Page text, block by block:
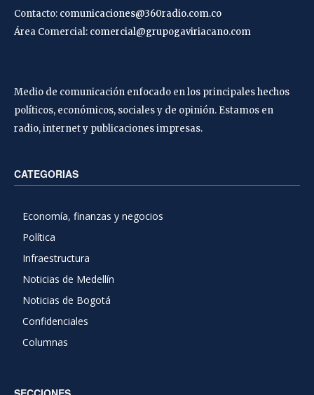
Contacto: comunicaciones@360radio.com.co
Área Comercial: comercial@grupogaviriacano.com
Medio de comunicación enfocado en los principales hechos
políticos, económicos, sociales y de opinión. Estamos en
radio, internet y publicaciones impresas.
CATEGORIAS
Economía, finanzas y negocios
Política
Infraestructura
Noticias de Medellín
Noticias de Bogotá
Confidenciales
Columnas